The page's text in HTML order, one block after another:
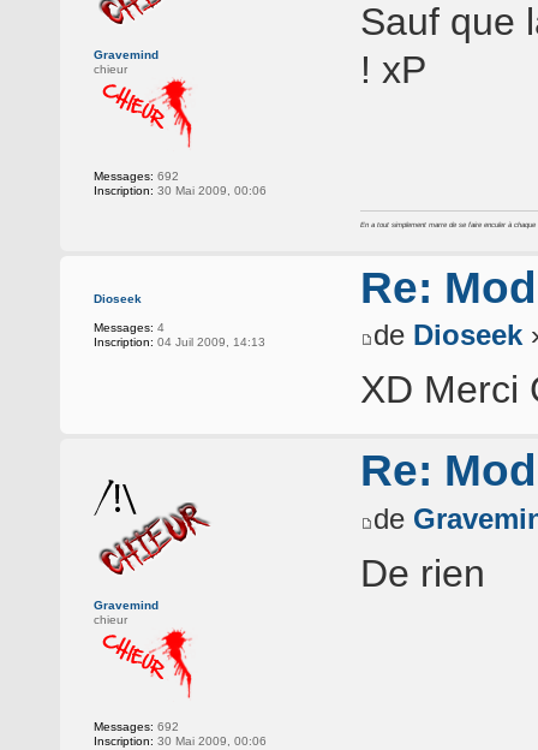
Gravemind
chieur
Messages: 692
Inscription: 30 Mai 2009, 00:06
Sauf que
! xP
En a tout simplement marre de se faire enculer à
Dioseek
Messages: 4
Inscription: 04 Juil 2009, 14:13
Re:
de Dioseek
XD Merci
Gravemind
chieur
Messages: 692
Inscription: 30 Mai 2009, 00:06
Re:
de
De rien